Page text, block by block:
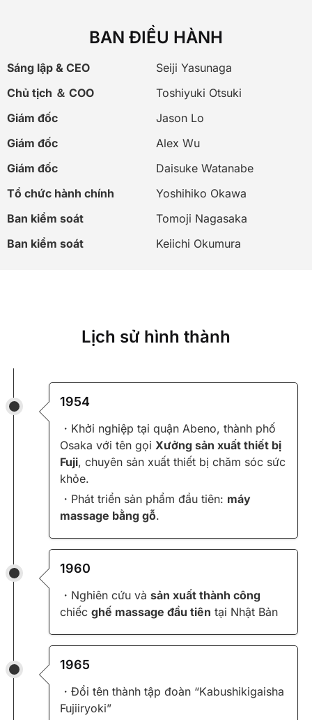
BAN ĐIỀU HÀNH
Sáng lập & CEO
Seiji Yasunaga
Chủ tịch ＆ COO
Toshiyuki Otsuki
Giám đốc
Jason Lo
Giám đốc
Alex Wu
Giám đốc
Daisuke Watanabe
Tổ chức hành chính
Yoshihiko Okawa
Ban kiểm soát
Tomoji Nagasaka
Ban kiểm soát
Keiichi Okumura
Lịch sử hình thành
1954
・Khởi nghiệp tại quận Abeno, thành phố
Osaka với tên gọi Xưởng sản xuất thiết bị
Fuji, chuyên sản xuất thiết bị chăm sóc sức
khỏe.
・Phát triển sản phẩm đầu tiên: máy
massage bằng gỗ.
1960
・Nghiên cứu và sản xuất thành công
chiếc ghế massage đầu tiên tại Nhật Bản
1965
・Đổi tên thành tập đoàn “Kabushikigaisha
Fujiiryoki”